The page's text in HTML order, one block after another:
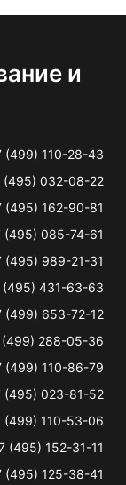
и
(499) 110-28-43
(495) 032-08-22
(495) 162-90-81
(495) 085-74-61
(495) 989-21-31
(495) 431-63-63
(499) 653-72-12
(499) 288-05-36
(499) 110-86-79
(495) 023-81-52
(499) 110-53-06
(495) 152-31-11
(495) 125-38-41